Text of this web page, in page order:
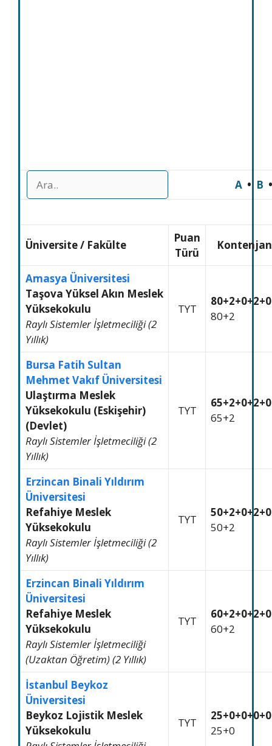
A • B
Üniversite/ Fakülte
Puan
Türü
Kontenjan
Amasya Üniversitesi
Taşova Yüksel Akın Meslek
Yüksekokulu
Raylı Sistemler İşletmeciliği (2
Yıllık)
TYT
80+2+0+2+0
80+2
Bursa Fatih Sultan
Mehmet Vakıf Üniversitesi
Ulaştırma Meslek
Yüksekokulu (Eskişehir)
(Devlet)
Raylı Sistemler İşletmeciliği (2
Yıllık)
TYT
65+2+0+2+0
65+2
Erzincan Binali Yıldırım
Üniversitesi
Refahiye Meslek
Yüksekokulu
Raylı Sistemler İşletmeciliği (2
Yıllık)
TYT
50+2+0+2+0
50+2
Erzincan Binali Yıldırım
Üniversitesi
Refahiye Meslek
Yüksekokulu
Raylı Sistemler İşletmeciliği
(Uzaktan Öğretim) (2 Yıllık)
TYT
60+2+0+2+0
60+2
İstanbul Beykoz
Üniversitesi
Beykoz Lojistik Meslek
Yüksekokulu
TYT
25+0+0+0+0
25+0